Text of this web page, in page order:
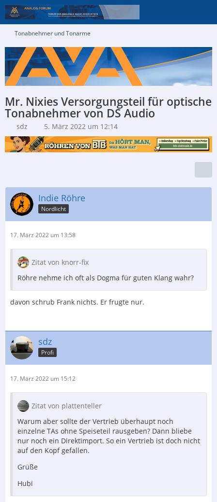
Tonabnehmer und Tonarme
Mr. Nixies Versorgungsteil für optische
Tonabnehmer von DS Audio
sdz 5. März 2022 um 12:14
Indie Röhre
Nordlicht
17. März 2022 um 13:58
Zitat von knorr-fix
Röhre nehme ich oft als Dogma für guten Klang wahr?
davon schrub Frank nichts. Er frugte nur.
sdz
Profi
17. März 2022 um 15:12
Zitat von plattenteller
Warum aber sollte der Vertrieb überhaupt noch
einzelne TAs ohne Speiseteil rausgeben? Dann bliebe
nur noch ein Direktimport. So ein Vertrieb ist doch nicht
auf den Kopf gefallen.
Grüße
Hubi